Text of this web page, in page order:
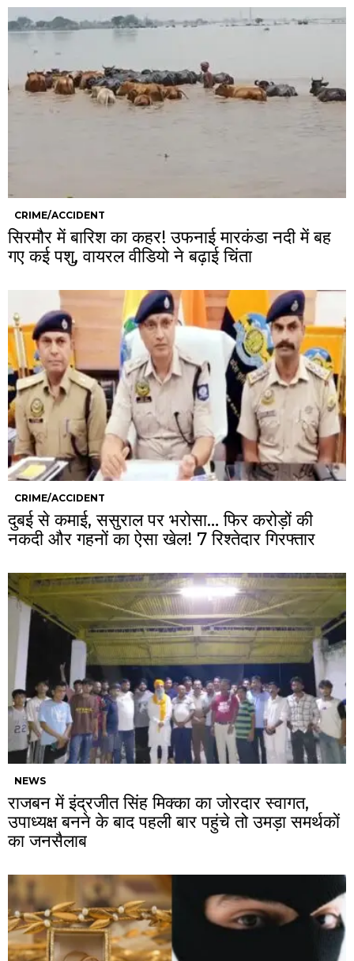
CRIME/ACCIDENT
सिरमौर में बारिश का कहर! उफनाई मारकंडा नदी में बह
गए कई पशु, वायरल वीडियो ने बढ़ाई चिंता
CRIME/ACCIDENT
दुबई से कमाई, ससुराल पर भरोसा… फिर करोड़ों की
नकदी और गहनों का ऐसा खेल! 7 रिश्तेदार गिरफ्तार
NEWS
राजबन में इंद्रजीत सिंह मिक्का का जोरदार स्वागत,
उपाध्यक्ष बनने के बाद पहली बार पहुंचे तो उमड़ा समर्थकों
का जनसैलाब